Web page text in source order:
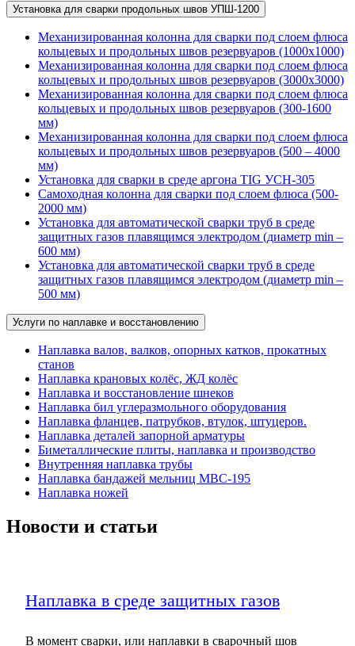
Установка для сварки продольных швов УПШ-1200
Механизированная колонна для сварки под слоем флюса
кольцевых и продольных швов резервуаров (1000х1000)
Механизированная колонна для сварки под слоем флюса
кольцевых и продольных швов резервуаров (3000х3000)
Механизированная колонна для сварки под слоем флюса
кольцевых и продольных швов резервуаров (300-1600
мм)
Механизированная колонна для сварки под слоем флюса
кольцевых и продольных швов резервуаров (500 – 4000
мм)
Установка для сварки в среде аргона TIG УСН-305
Самоходная колонна для сварки под слоем флюса (500-
2000 мм)
Установка для автоматической сварки труб в среде
защитных газов плавящимся электродом (диаметр min –
600 мм)
Установка для автоматической сварки труб в среде
защитных газов плавящимся электродом (диаметр min –
500 мм)
Услуги по наплавке и восстановлению
Наплавка валов, валков, опорных катков, прокатных
станов
Наплавка крановых колёс, ЖД колёс
Наплавка и восстановление шнеков
Наплавка бил углеразмольного оборудования
Наплавка фланцев, патрубков, втулок, штуцеров.
Наплавка деталей запорной арматуры
Биметаллические плиты, наплавка и производство
Внутренняя наплавка трубы
Наплавка бандажей мельниц МВС-195
Наплавка ножей
Новости и статьи
Наплавка в среде защитных газов
В момент сварки, или наплавки в сварочный шов